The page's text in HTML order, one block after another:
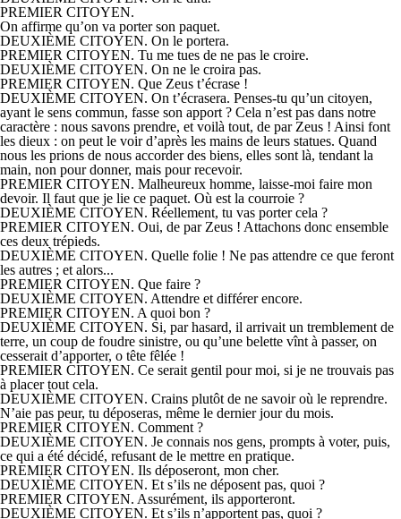
PREMIER CITOYEN.
On affirme qu’on va porter son paquet.
DEUXIÈME CITOYEN. On le portera.
PREMIER CITOYEN. Tu me tues de ne pas le croire.
DEUXIÈME CITOYEN. On ne le croira pas.
PREMIER CITOYEN. Que Zeus t’écrase !
DEUXIÈME CITOYEN. On t’écrasera. Penses-tu qu’un citoyen,
ayant le sens commun, fasse son apport ? Cela n’est pas dans notre
caractère : nous savons prendre, et voilà tout, de par Zeus ! Ainsi font
les dieux : on peut le voir d’après les mains de leurs statues. Quand
nous les prions de nous accorder des biens, elles sont là, tendant la
main, non pour donner, mais pour recevoir.
PREMIER CITOYEN. Malheureux homme, laisse-moi faire mon
devoir. Il faut que je lie ce paquet. Où est la courroie ?
DEUXIÈME CITOYEN. Réellement, tu vas porter cela ?
PREMIER CITOYEN. Oui, de par Zeus ! Attachons donc ensemble
ces deux trépieds.
DEUXIÈME CITOYEN. Quelle folie ! Ne pas attendre ce que feront
les autres ; et alors...
PREMIER CITOYEN. Que faire ?
DEUXIÈME CITOYEN. Attendre et différer encore.
PREMIER CITOYEN. A quoi bon ?
DEUXIÈME CITOYEN. Si, par hasard, il arrivait un tremblement de
terre, un coup de foudre sinistre, ou qu’une belette vînt à passer, on
cesserait d’apporter, o tête fêlée !
PREMIER CITOYEN. Ce serait gentil pour moi, si je ne trouvais pas
à placer tout cela.
DEUXIÈME CITOYEN. Crains plutôt de ne savoir où le reprendre.
N’aie pas peur, tu déposeras, même le dernier jour du mois.
PREMIER CITOYEN. Comment ?
DEUXIÈME CITOYEN. Je connais nos gens, prompts à voter, puis,
ce qui a été décidé, refusant de le mettre en pratique.
PREMIER CITOYEN. Ils déposeront, mon cher.
DEUXIÈME CITOYEN. Et s’ils ne déposent pas, quoi ?
PREMIER CITOYEN. Assurément, ils apporteront.
DEUXIÈME CITOYEN. Et s’ils n’apportent pas, quoi ?